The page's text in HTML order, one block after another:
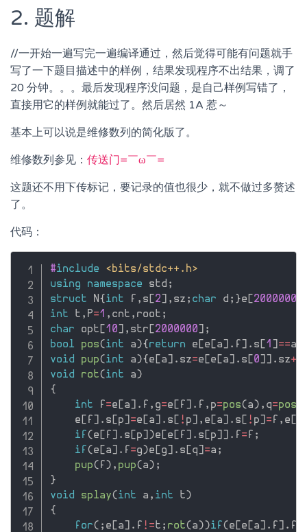
2. 题解
//一开始一遍写完一遍编译通过，然后觉得可能有问题就手
写了一下题目描述中的样例，结果发现程序不出结果，调了
20 分钟。。。最后发现程序没问题，是自己样例写错了，
直接用它的样例就能过了。然后居然 1A 惹～
基本上可以说是维修数列的简化版了。
维修数列参见： 传送门=￣ω￣=
这题还不用下传标记，要记录的值也很少，就不做过多赘述
了。
代码：
#include
<bits/stdc++.h>
using
namespace std ;
struct N{int f , s [2] , sz ; char d ; }e [2000000
int t , P=1 , cnt , root ;
char opt [10] , str [2000000] ;
bool
pos(int a){return e [e [a] . f ] . s [1 ] ==a
void
pup(int a){e [a] . sz=e [e [a] . s [0] ] . sz+
void
rot(int a)
{
int f =e [a] . f , g=e [ f ] . f , p=pos(a) , q=pos
    e
[ f ] . s [p] =e [a] . s [ ! p] , e [a] . s [ ! p] = f , e [
if (e [ f ] . s [p] )e [e [ f ] . s [p] ] . f = f ;
if (e [a] . f =g)e [g] . s [q] =a ;
pup( f ) , pup(a) ;
}
void
splay(int a , int t)
{
for( ; e [a] . f !=t ; rot(a))if (e [e [a] . f ] . f